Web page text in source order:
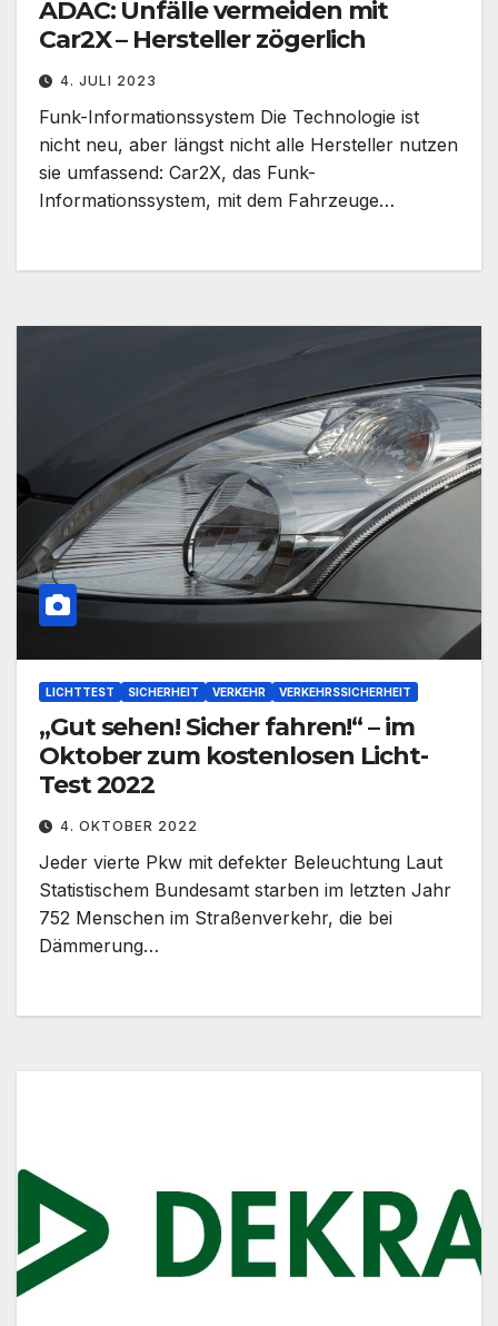
ADAC: Unfälle vermeiden mit
Car2X – Hersteller zögerlich
4. JULI 2023
Funk-Informationssystem Die Technologie ist
nicht neu, aber längst nicht alle Hersteller nutzen
sie umfassend: Car2X, das Funk-
Informationssystem, mit dem Fahrzeuge…
LICHTTEST SICHERHEIT VERKEHR VERKEHRSSICHERHEIT
„Gut sehen! Sicher fahren!“ – im
Oktober zum kostenlosen Licht-
Test 2022
4. OKTOBER 2022
Jeder vierte Pkw mit defekter Beleuchtung Laut
Statistischem Bundesamt starben im letzten Jahr
752 Menschen im Straßenverkehr, die bei
Dämmerung…